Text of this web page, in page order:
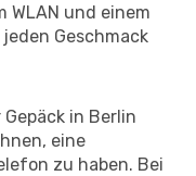
WLAN und einem
Geschmack
in Berlin
eine
zu haben. Bei